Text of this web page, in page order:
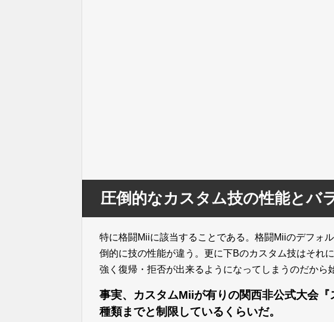
圧倒的なカスタム技の性能とバ
特に格闘Miiに該当することである。格闘Miiのデフォ
倒的に技の性能が違う。更に下Bのカスタム技はそれ
強く復帰・拒否が出来るようになってしまうのだから
事実、カスタムMiiが有りの関西非公式大会
種類までと制限しているくらいだ。